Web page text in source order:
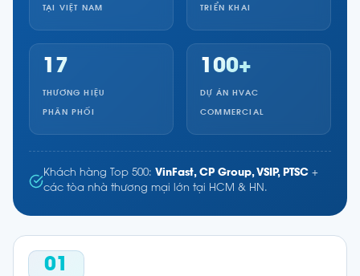
TẠI VIỆT NAM TRIỂN KHAI
17
THƯƠNG HIỆU
PHÂN PHỐI
100+
DỰ ÁN HVAC
COMMERCIAL
Khách hàng Top 500: VinFast, CP Group, VSIP, PTSC +
các tòa nhà thương mại lớn tại HCM & HN.
01